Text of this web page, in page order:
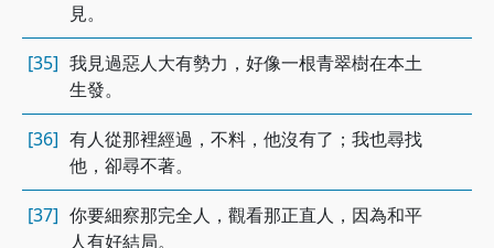
見。
[35] 我見過惡人大有勢力，好像一根青翠樹在本土
生發。
[36] 有人從那裡經過，不料，他沒有了；我也尋找
他，卻尋不著。
[37] 你要細察那完全人，觀看那正直人，因為和平
人有好結局。